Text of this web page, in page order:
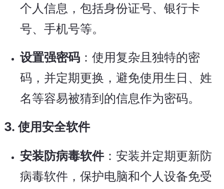
个人信息，包括身份证号、银行卡
号、手机号等。
设置强密码 ：使用复杂且独特的密
码，并定期更换，避免使用生日、姓
名等容易被猜到的信息作为密码。
3.使用安全软件
安装防病毒软件：安装并定期更新防
病毒软件，保护电脑和个人设备免受